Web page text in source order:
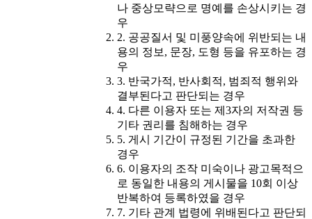
나 중상모략으로 명예를 손상시키는 경
우
2. 공공질서 및 미풍양속에 위반되는 내
용의 정보, 문장, 도형 등을 유포하는 경
우
3. 반국가적, 반사회적, 범죄적 행위와
결부된다고 판단되는 경우
4. 다른 이용자 또는 제3자의 저작권 등
기타 권리를 침해하는 경우
5. 게시 기간이 규정된 기간을 초과한
경우
6. 이용자의 조작 미숙이나 광고목적으
로 동일한 내용의 게시물을 10회 이상
반복하여 등록하였을 경우
7. 기타 관계 법령에 위배된다고 판단되